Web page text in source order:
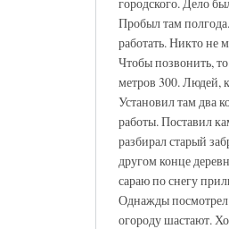
Пробыл там
работать. Никто не
Чтобы позвонить,
метров 300. Людей,
Установил там два
работы. Поставил
разбирал старый
другом конце
сараю по снегу
Однажды
огороду шастают.